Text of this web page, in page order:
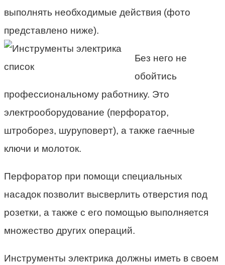
выполнять необходимые действия (фото
представлено ниже).
Без него не
обойтись
профессиональному работнику. Это
электрооборудование (перфоратор,
штроборез, шуруповерт), а также гаечные
ключи и молоток.
Перфоратор при помощи специальных
насадок позволит высверлить отверстия под
розетки, а также с его помощью выполняется
множество других операций.
Инструменты электрика должны иметь в своем